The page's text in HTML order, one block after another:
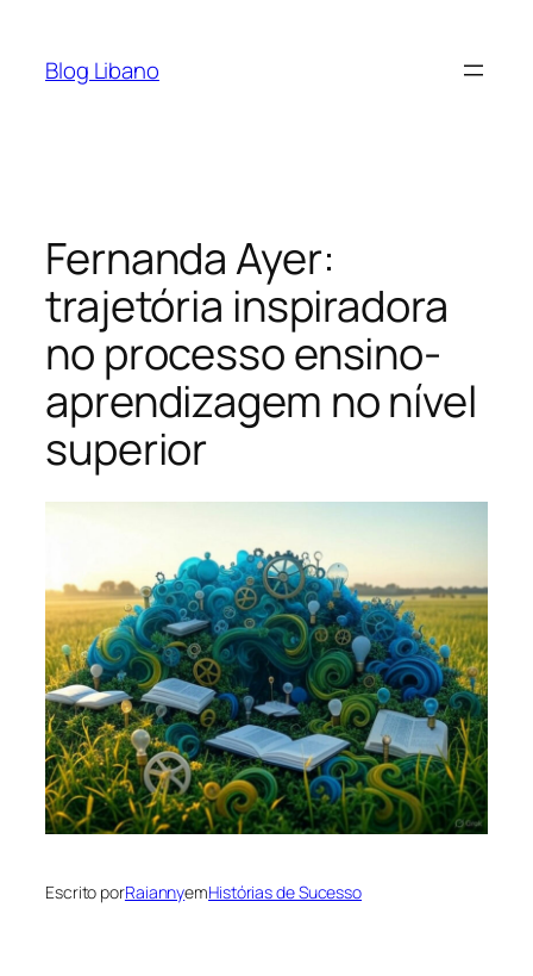
Blog Libano
Fernanda Ayer:
trajetória inspiradora
no processo ensino-
aprendizagem no nível
superior
Escrito porRaiannyemHistórias de Sucesso